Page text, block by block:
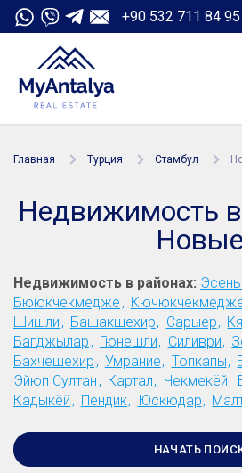
+90 532 711 84 95
Главная Турция Стамбул
Недвижимость
Новые
Недвижимость в районах:
Бююкчекмедже
Шишли
Башакшехир Сарыер
Багджылар
Гюнешли Силиври
Бахчешехир
Умрание Топкапы
Эйюп Султан
Картал Чекмекёй
Кадыкёй
Пендик Юскюдар
НАЧАТЬ